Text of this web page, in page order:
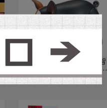
(MEGAHOUSE) 日版 益智
桌遊 買一整頭豬! 黑毛豬趣
味拼圖
NT$479NT$599